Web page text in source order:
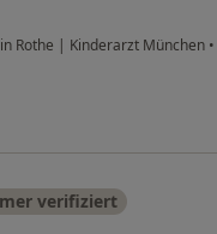
Rothe | Kinderarzt München •
verifiziert